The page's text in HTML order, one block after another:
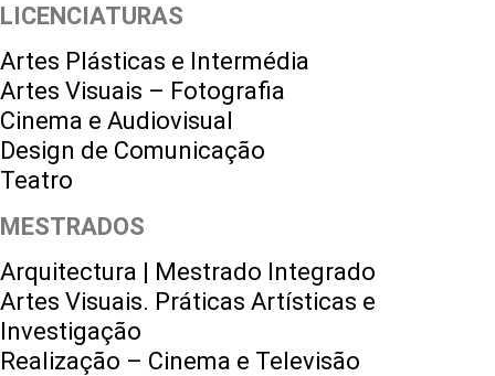
LICENCIATURAS
Artes Plásticas e Intermédia
Artes Visuais – Fotografia
Cinema e Audiovisual
Design de Comunicação
Teatro
MESTRADOS
Arquitectura | Mestrado Integrado
Artes Visuais. Práticas Artísticas e
Investigação
Realização – Cinema e Televisão